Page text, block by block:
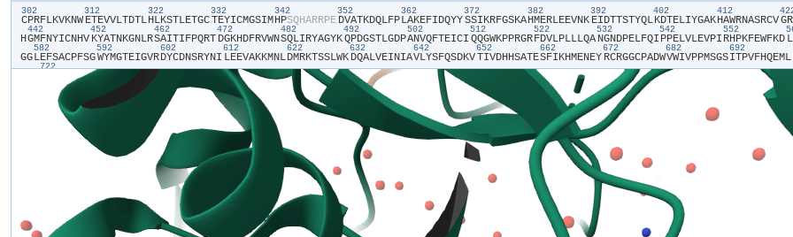
302
​C​​P​​R​​F​​L​​K​​V​​K​​N​​W​
312
​E​​T​​E​​V​​V​​L​​T​​D​​T​​L​
322
​H​​L​​K​​S​​T​​L​​E​​T​​G​​C​
332
​T​​E​​Y​​I​​C​​M​​G​​S​​I​​M​
342
​H​​P​​S​​Q​​H​​A​​R​​R​​P​​E​
352
​D​​V​​A​​T​​K​​D​​Q​​L​​F​​P​
362
​L​​A​​K​​E​​F​​I​​D​​Q​​Y​​Y​
372
​S​​S​​I​​K​​R​​F​​G​​S​​K​​A​
382
​H​​M​​E​​R​​L​​E​​E​​V​​N​​K​
392
​E​​I​​D​​T​​T​​S​​T​​Y​​Q​​L​
402
​K​​D​​T​​E​​L​​I​​Y​​G​​A​​K​
412
​H​​A​​W​​R​​N​​A​​S​​R​​C​​V​​G​​R​
H​
442
​G​​M​​F​​N​​Y​​I​​C​​N​​H​​V​
452
​K​​Y​​A​​T​​N​​K​​G​​N​​L​​R​
462
​S​​A​​I​​T​​I​​F​​P​​Q​​R​​T​
472
​D​​G​​K​​H​​D​​F​​R​​V​​W​​N​
482
​S​​Q​​L​​I​​R​​Y​​A​​G​​Y​​K​
492
​Q​​P​​D​​G​​S​​T​​L​​G​​D​​P​
502
​A​​N​​V​​Q​​F​​T​​E​​I​​C​​I​
512
​Q​​Q​​G​​W​​K​​P​​P​​R​​G​​R​
522
​F​​D​​V​​L​​P​​L​​L​​L​​Q​​A​
532
​N​​G​​N​​D​​P​​E​​L​​F​​Q​​I​
542
​P​​P​​E​​L​​V​​L​​E​​V​​P​​I​
552
​R​​H​​P​​K​​F​​E​​W​​F​​K​​D​ ​L​
G​​G​
582
​L​​E​​F​​S​​A​​C​​P​​F​​S​​G​
592
​W​​Y​​M​​G​​T​​E​​I​​G​​V​​R​
602
​D​​Y​​C​​D​​N​​S​​R​​Y​​N​​I​
612
​L​​E​​E​​V​​A​​K​​K​​M​​N​​L​
622
​D​​M​​R​​K​​T​​S​​S​​L​​W​​K​
632
​D​​Q​​A​​L​​V​​E​​I​​N​​I​​A​
642
​V​​L​​Y​​S​​F​​Q​​S​​D​​K​​V​
652
​T​​I​​V​​D​​H​​H​​S​​A​​T​​E​
662
​S​​F​​I​​K​​H​​M​​E​​N​​E​​Y​
672
​R​​C​​R​​G​​G​​C​​P​​A​​D​​W​
682
​V​​W​​I​​V​​P​​P​​M​​S​​G​​S​
692
​I​​T​​P​​V​​F​​H​​Q​​E​​M​​L​
722